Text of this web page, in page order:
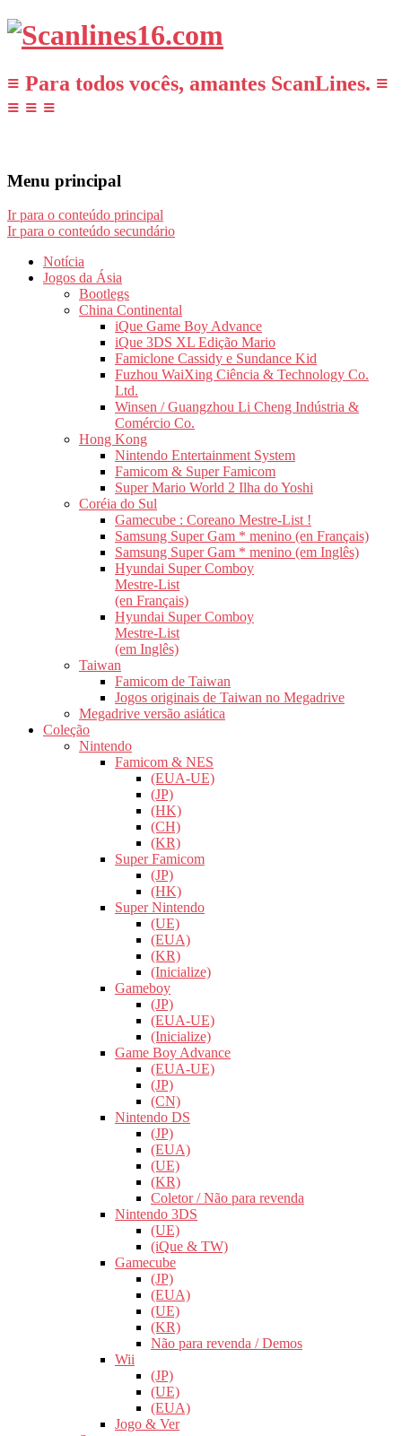
≡ Para todos vocês, amantes ScanLines. ≡
≡ ≡ ≡
Menu principal
Ir para o conteúdo principal
Ir para o conteúdo secundário
Notícia
Jogos da Ásia
Bootlegs
China Continental
iQue Game Boy Advance
iQue 3DS XL Edição Mario
Famiclone Cassidy e Sundance Kid
Fuzhou WaiXing Ciência & Technology Co.
Ltd.
Winsen / Guangzhou Li Cheng Indústria &
Comércio Co.
Hong Kong
Nintendo Entertainment System
Famicom & Super Famicom
Super Mario World 2 Ilha do Yoshi
Coréia do Sul
Gamecube : Coreano Mestre-List !
Samsung Super Gam * menino (en Français)
Samsung Super Gam * menino (em Inglês)
Hyundai Super Comboy
Mestre-List
(en Français)
Hyundai Super Comboy
Mestre-List
(em Inglês)
Taiwan
Famicom de Taiwan
Jogos originais de Taiwan no Megadrive
Megadrive versão asiática
Coleção
Nintendo
Famicom & NES
(EUA-UE)
(JP)
(HK)
(CH)
(KR)
Super Famicom
(JP)
(HK)
Super Nintendo
(UE)
(EUA)
(KR)
(Inicialize)
Gameboy
(JP)
(EUA-UE)
(Inicialize)
Game Boy Advance
(EUA-UE)
(JP)
(CN)
Nintendo DS
(JP)
(EUA)
(UE)
(KR)
Coletor / Não para revenda
Nintendo 3DS
(UE)
(iQue & TW)
Gamecube
(JP)
(EUA)
(UE)
(KR)
Não para revenda / Demos
Wii
(JP)
(UE)
(EUA)
Jogo & Ver